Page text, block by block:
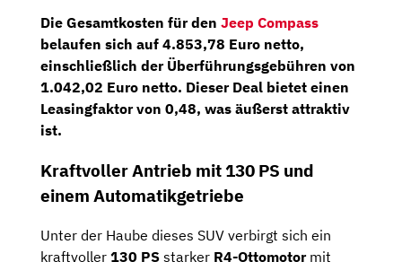
Die Gesamtkosten für den Jeep Compass
belaufen sich auf 4.853,78 Euro netto,
einschließlich der Überführungsgebühren von
1.042,02 Euro netto. Dieser Deal bietet einen
Leasingfaktorvon 0,48, was äußerst attraktiv
ist.
Kraftvoller Antrieb mit 130 PS und
einem Automatikgetriebe
Unter der Haube dieses SUV verbirgt sich ein
kraftvoller 130 PS starker R4-Ottomotormit